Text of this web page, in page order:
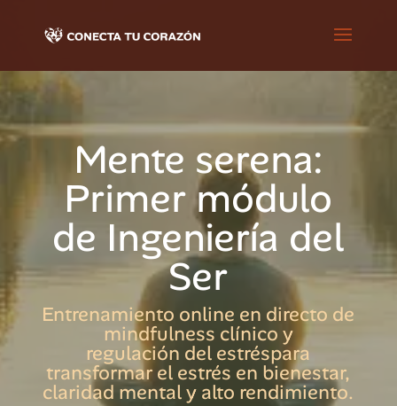
Mente serena:
Primer módulo
de Ingeniería del
Ser
Entrenamiento online en directo de
mindfulness clínico y
regulación del estréspara
transformar el estrés en bienestar,
claridad mental y alto rendimiento.